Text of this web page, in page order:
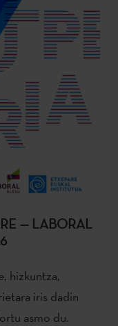
— LABORAL
hizkuntza,
iris dadin
asmo du.